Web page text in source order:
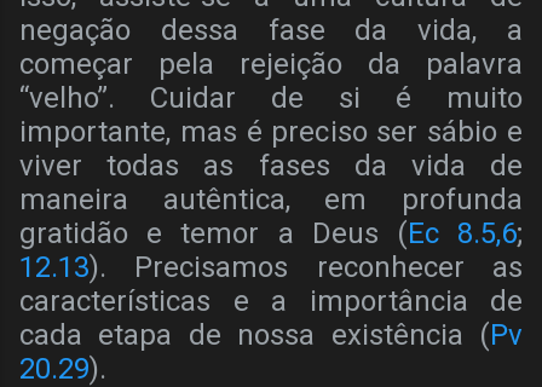
negação dessa fase da vida, a
começar pela rejeição da palavra
“velho”. Cuidar de si é muito
importante, mas é preciso ser sábio e
viver todas as fases da vida de
maneira autêntica, em profunda
gratidão e temor a Deus (Ec 8.5,6;
12.13). Precisamos reconhecer as
características e a importância de
cada etapa de nossa existência (Pv
20.29).